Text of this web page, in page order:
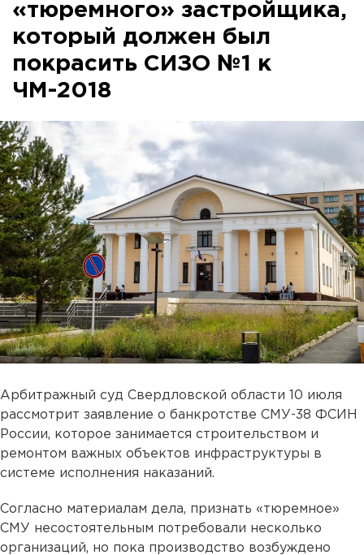
«тюремного» застройщика,
который должен был
покрасить СИЗО №1 к
ЧМ-2018
Арбитражный суд Свердловской области 10 июля
рассмотрит заявление о банкротстве СМУ-38 ФСИН
России, которое занимается строительством и
ремонтом важных объектов инфраструктуры в
системе исполнения наказаний.
Согласно материалам дела, признать «тюремное»
СМУ несостоятельным потребовали несколько
организаций, но пока производство возбуждено